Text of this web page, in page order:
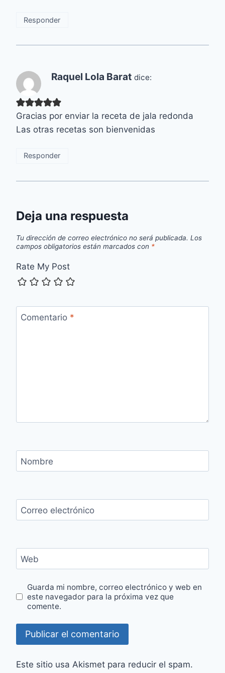
Responder
Raquel Lola Barat dice:
Gracias por enviar la receta de jala redonda
Las otras recetas son bienvenidas
Responder
Deja una respuesta
Tu dirección de correo electrónico no será publicada. Los
campos obligatorios están marcados con *
Rate My Post
Comentario *
Nombre
Correo electrónico
Web
Guarda mi nombre, correo electrónico y web en
este navegador para la próxima vez que
comente.
Este sitio usa Akismet para reducir el spam.